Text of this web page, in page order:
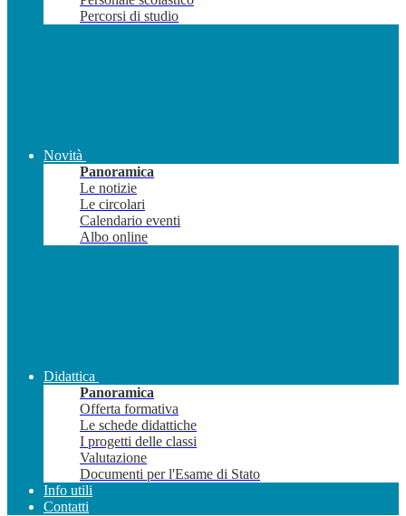
Percorsi di studio
Novità
Panoramica
Le notizie
Le circolari
Calendario eventi
Albo online
Didattica
Panoramica
Offerta formativa
Le schede didattiche
I progetti delle classi
Valutazione
Documenti per l'Esame di Stato
Info utili
Contatti